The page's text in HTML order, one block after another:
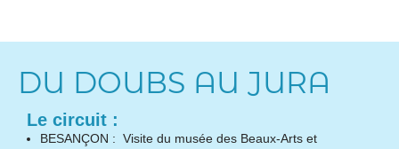
DU DOUBS AU JURA
Le circuit :
BESANÇON : Visite du musée des Beaux-Arts et